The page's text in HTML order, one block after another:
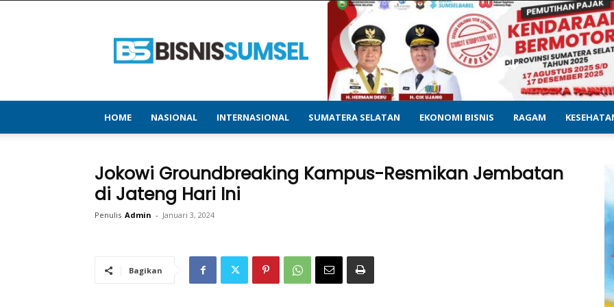
–
Menyajikan
&
Terupdate
HOME NASIONAL INTERNASIONAL SUMATERA SELATAN EKONOMI BISNIS RAGAM
Jokowi Groundbreaking Kampus-Resmikan Jembatan
di Jateng Hari Ini
Penulis Admin - Januari 3, 2024
Bagikan